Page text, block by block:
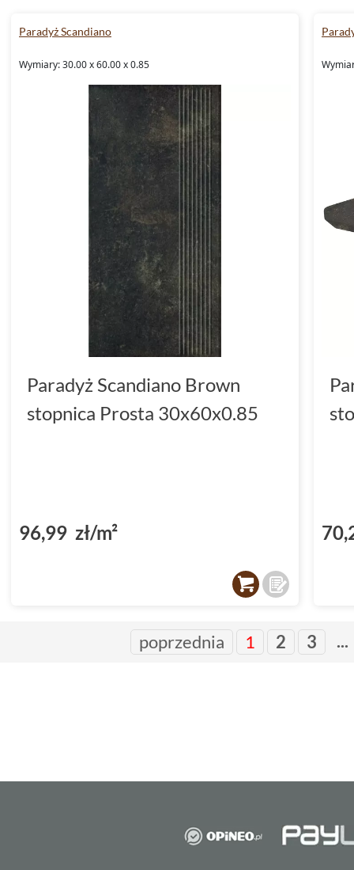
Paradyż Scandiano
Wymiary: 30.00 x 60.00 x 0.85
Paradyż Scandiano Brown
stopnica Prosta 30x60x0.85
96,99 zł/m²
poprzednia 1 2 3 ...